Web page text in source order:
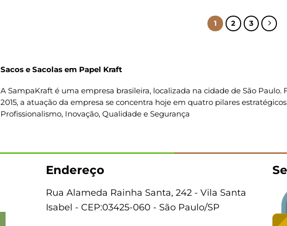
1 2 3
Sacos e Sacolas em Papel Kraft
A SampaKraft é uma empresa brasileira, localizada na cidade de São Paulo.
2015, a atuação da empresa se concentra hoje em quatro pilares
Profissionalismo, Inovação, Qualidade e Segurança
Endereço
Rua Alameda Rainha Santa, 242 - Vila Santa
Isabel - CEP:03425-060 - São Paulo/SP